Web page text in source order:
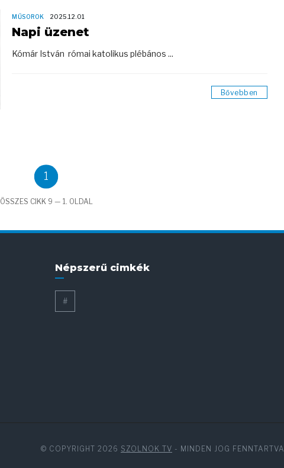
MŰSOROK 2025.12.01
Napi üzenet
Kómár István római katolikus plébános ...
Bővebben
1
ÖSSZES CIKK 9 — 1. OLDAL
Népszerű cimkék
#
© COPYRIGHT 2026 SZOLNOK TV - MINDEN JOG FENNTARTVA